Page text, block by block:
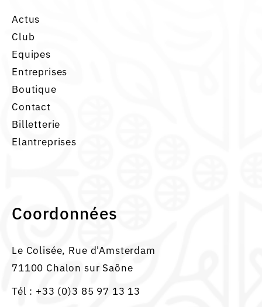
Actus
Club
Equipes
Entreprises
Boutique
Contact
Billetterie
Elantreprises
Coordonnées
Le Colisée, Rue d'Amsterdam
71100 Chalon sur Saône
Tél : +33 (0)3 85 97 13 13